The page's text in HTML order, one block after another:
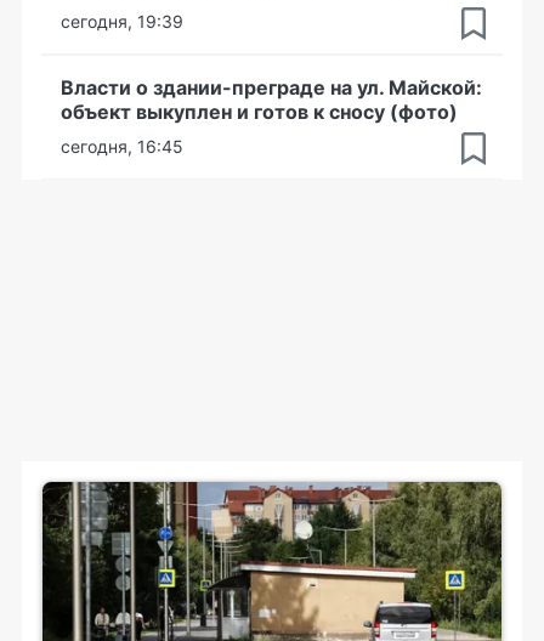
сегодня, 19:39
Власти о здании-преграде на ул. Майской:
объект выкуплен и готов к сносу (фото)
сегодня, 16:45